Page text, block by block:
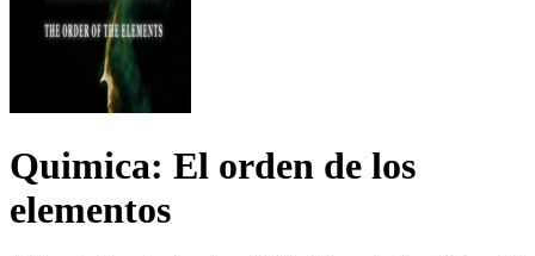
Quimica: El orden de los
elementos